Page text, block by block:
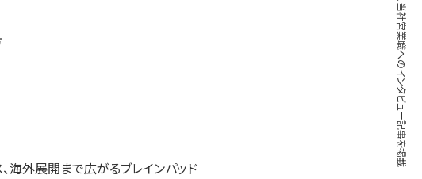
海外展開まで広がるブレインパッド